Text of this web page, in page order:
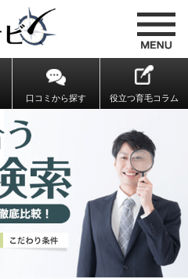
口コミから探す 役立つ育毛コラム